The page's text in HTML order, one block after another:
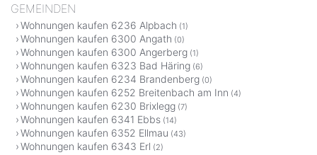
GEMEINDEN
Wohnungen kaufen 6236 Alpbach (1)
Wohnungen kaufen 6300 Angath (0)
Wohnungen kaufen 6300 Angerberg (1)
Wohnungen kaufen 6323 Bad Häring (6)
Wohnungen kaufen 6234 Brandenberg (0)
Wohnungen kaufen 6252 Breitenbach am Inn (4)
Wohnungen kaufen 6230 Brixlegg (7)
Wohnungen kaufen 6341 Ebbs (14)
Wohnungen kaufen 6352 Ellmau (43)
Wohnungen kaufen 6343 Erl (2)